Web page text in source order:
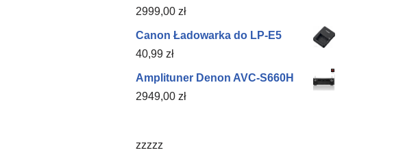
2999,00 zł
Canon Ładowarka do LP-E5
40,99 zł
Amplituner Denon AVC-S660H
2949,00 zł
zzzzz